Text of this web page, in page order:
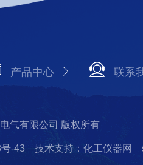
产品中心 联系
气有限公司 版权所有
-43 技术支持：化工仪器网